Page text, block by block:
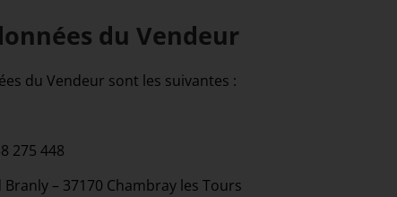
du Vendeur
du Vendeur sont les suivantes :
275 448
– 37170 Chambray les Tours